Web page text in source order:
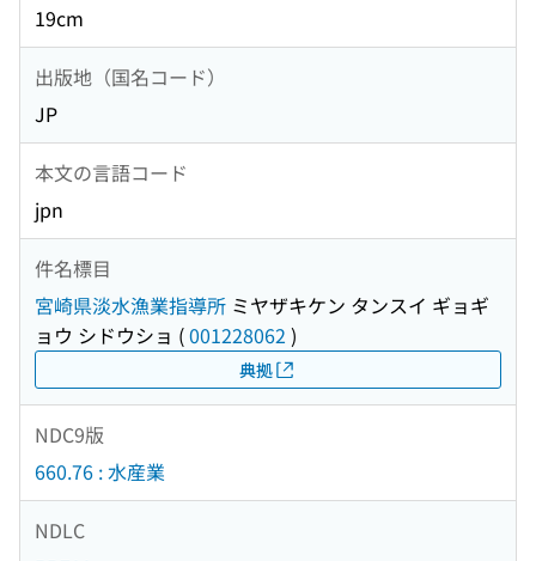
19cm
出版地（国名コード）
JP
本文の言語コード
jpn
件名標目
宮崎県淡水漁業指導所 ミヤザキケン タンスイ ギョギ
ョウ シドウショ (001228062 )
典拠
NDC9版
660.76 : 水産業
NDLC